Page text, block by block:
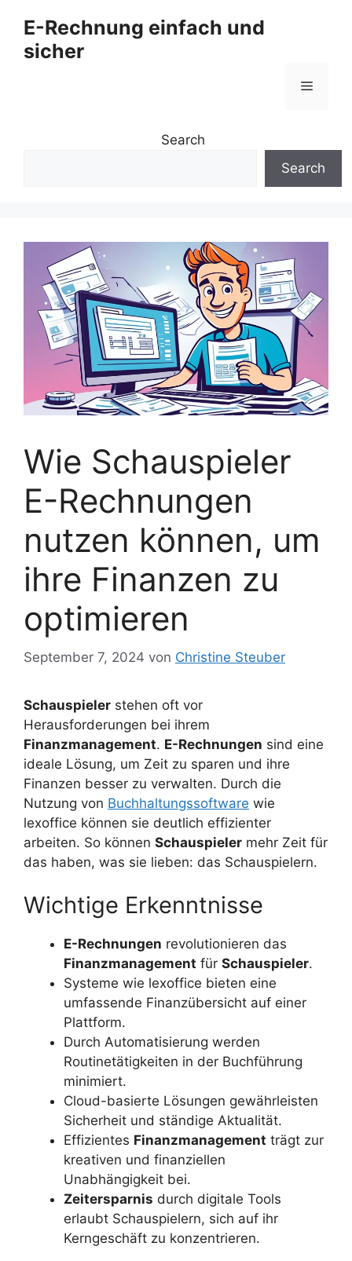
Inhalt
springen
E-Rechnung einfach und
sicher
Menü
Search
Search
Wie Schauspieler
E-Rechnungen
nutzen können, um
ihre Finanzen zu
optimieren
September 7, 2024 von Christine Steuber
Schauspieler stehen oft vor
Herausforderungen bei ihrem
Finanzmanagement. E-Rechnungen sind eine
ideale Lösung, um Zeit zu sparen und ihre
Finanzen besser zu verwalten. Durch die
Nutzung von Buchhaltungssoftware wie
lexoffice können sie deutlich effizienter
arbeiten. So können Schauspieler mehr Zeit für
das haben, was sie lieben: das Schauspielern.
Wichtige Erkenntnisse
E-Rechnungen revolutionieren das
Finanzmanagement für Schauspieler.
Systeme wie lexoffice bieten eine
umfassende Finanzübersicht auf einer
Plattform.
Durch Automatisierung werden
Routinetätigkeiten in der Buchführung
minimiert.
Cloud-basierte Lösungen gewährleisten
Sicherheit und ständige Aktualität.
Effizientes Finanzmanagement trägt zur
kreativen und finanziellen
Unabhängigkeit bei.
Zeitersparnis durch digitale Tools
erlaubt Schauspielern, sich auf ihr
Kerngeschäft zu konzentrieren.